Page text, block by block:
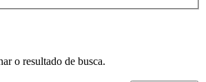
o resultado de busca.